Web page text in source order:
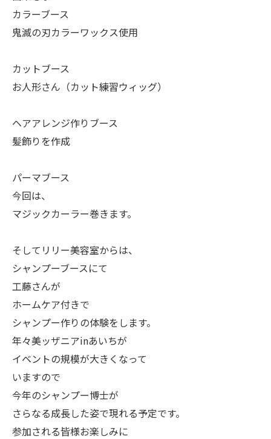
カラーブース
鬼滅の刃カラーワックス使用
カットブース
お人形さん（カット練習ウィッグ）
ヘアアレンジ作りブース
髪飾りを作成
パーマブース
今回は、
マジックカーラー巻きます。
そしてリリー美容室からは、
シャンプーブースにて
工藤さんが
ホームケア付きで
シャンプー作りの体験をします。
年々美ッザニアinあいちが
イベントの規模が大きくなって
いますので
今年のシャンプー博士が
さらなる成長した姿で現れる予定です。
参加される皆様お楽しみに